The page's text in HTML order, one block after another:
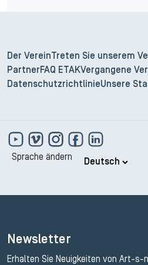
Der Verein Treten Sie unserem
Partner FAQ ETAKVergangene
DatenschutzrichtlinieUnsere
Sprache ändern
Newsletter
Erhalten Sie Neuigkeiten von Art-s-